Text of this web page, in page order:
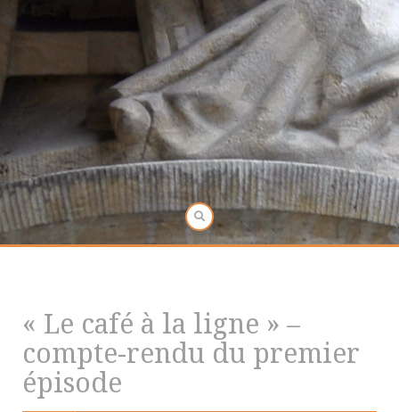
« Le café à la ligne » –
compte-rendu du premier
épisode